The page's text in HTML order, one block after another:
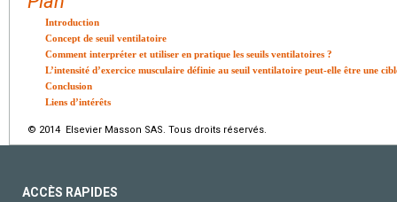
Introduction
Concept de seuil ventilatoire
Comment interpréter et utiliser en pratique les seuils ventilatoires ?
L’intensité d’exercice musculaire définie au seuil ventilatoire peut-elle être une
Conclusion
Liens d’intérêts
© 2014 Elsevier Masson SAS. Tous droits réservés.
ACCÈS RAPIDES